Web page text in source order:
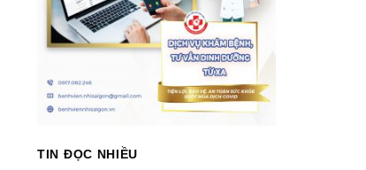
TIN ĐỌC NHIỀU